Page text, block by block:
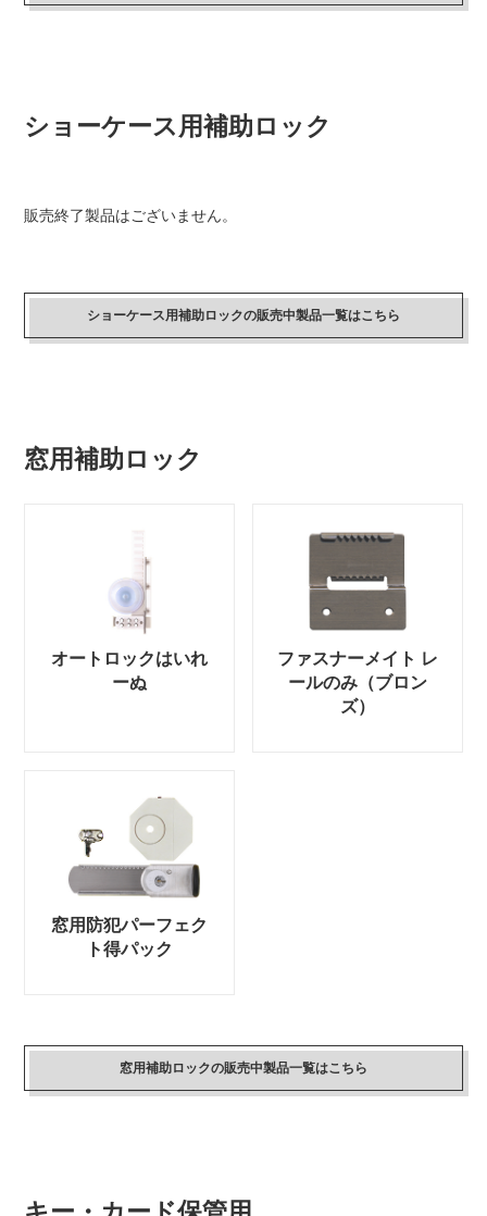
ショーケース用補助ロック
販売終了製品はございません。
ショーケース用補助ロックの販売中製品一覧はこちら
窓用補助ロック
オートロックはいれ
ーぬ
ファスナーメイト レ
ールのみ（ブロン
ズ）
窓用防犯パーフェク
ト得パック
窓用補助ロックの販売中製品一覧はこちら